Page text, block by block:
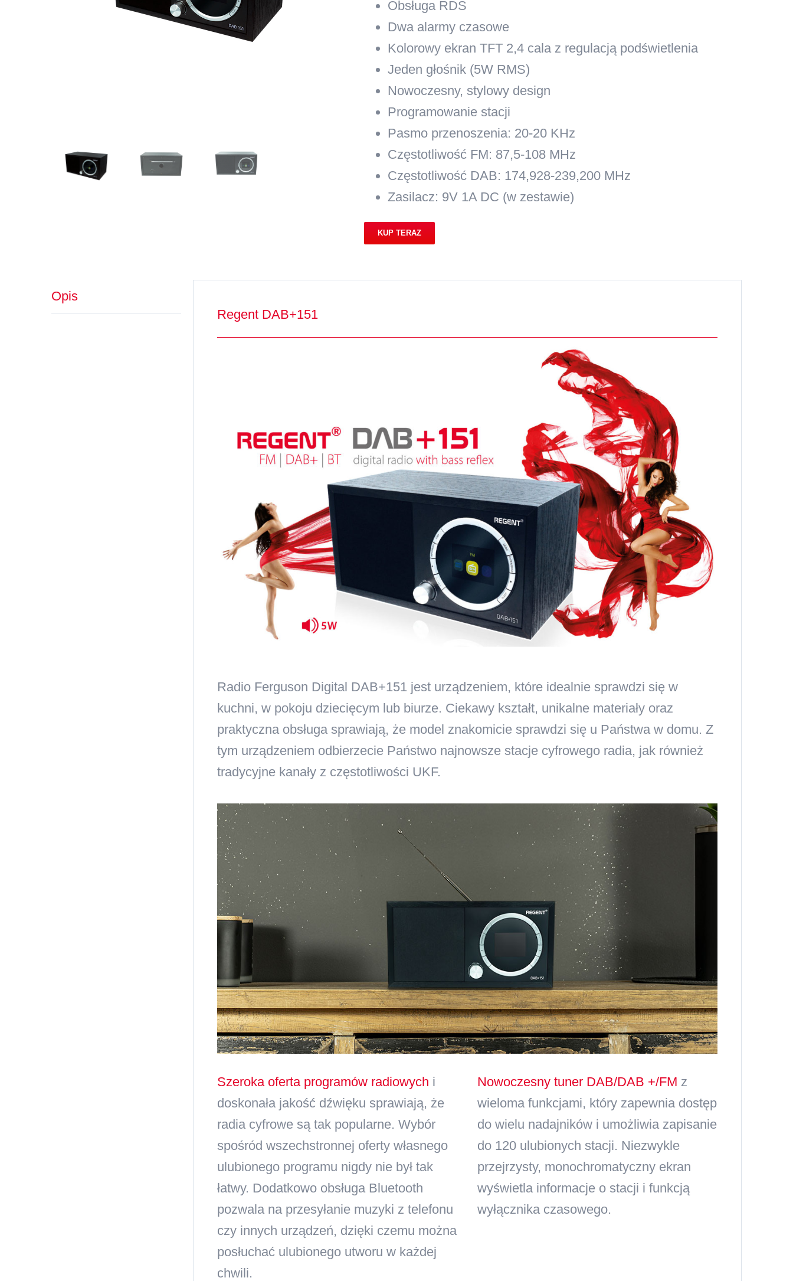
Obsługa RDS
Dwa alarmy czasowe
Kolorowy ekran TFT 2,4 cala z regulacją podświetlenia
Jeden głośnik (5W RMS)
Nowoczesny, stylowy design
Programowanie stacji
Pasmo przenoszenia: 20-20 KHz
Częstotliwość FM: 87,5-108 MHz
Częstotliwość DAB: 174,928-239,200 MHz
Zasilacz: 9V 1A DC (w zestawie)
KUP TERAZ
Opis
Regent DAB+151
Radio Ferguson Digital DAB+151 jest urządzeniem, które idealnie sprawdzi się w
kuchni, w pokoju dziecięcym lub biurze. Ciekawy kształt, unikalne materiały oraz
praktyczna obsługa sprawiają, że model znakomicie sprawdzi się u Państwa w domu. Z
tym urządzeniem odbierzecie Państwo najnowsze stacje cyfrowego radia, jak również
tradycyjne kanały z częstotliwości UKF.
Szeroka oferta programów radiowych i
doskonała jakość dźwięku sprawiają, że
radia cyfrowe są tak popularne. Wybór
spośród wszechstronnej oferty własnego
ulubionego programu nigdy nie był tak
łatwy. Dodatkowo obsługa Bluetooth
pozwala na przesyłanie muzyki z telefonu
czy innych urządzeń, dzięki czemu można
posłuchać ulubionego utworu w każdej
chwili.
Nowoczesny tuner DAB/DAB +/FM z
wieloma funkcjami, który zapewnia dostęp
do wielu nadajników i umożliwia zapisanie
do 120 ulubionych stacji. Niezwykle
przejrzysty, monochromatyczny ekran
wyświetla informacje o stacji i funkcją
wyłącznika czasowego.